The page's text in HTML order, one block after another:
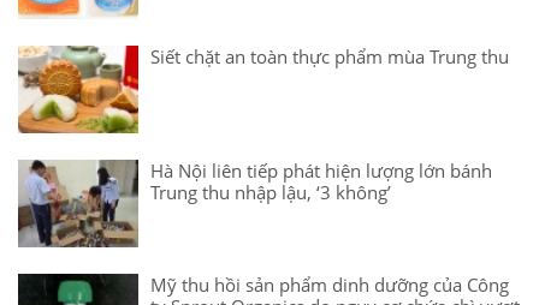
Siết chặt an toàn thực phẩm mùa Trung thu
Hà Nội liên tiếp phát hiện lượng lớn bánh
Trung thu nhập lậu, ‘3 không’
Mỹ thu hồi sản phẩm dinh dưỡng của Công